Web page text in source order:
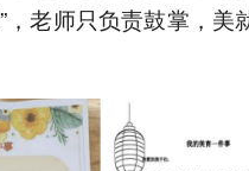
老师只负责鼓掌，美